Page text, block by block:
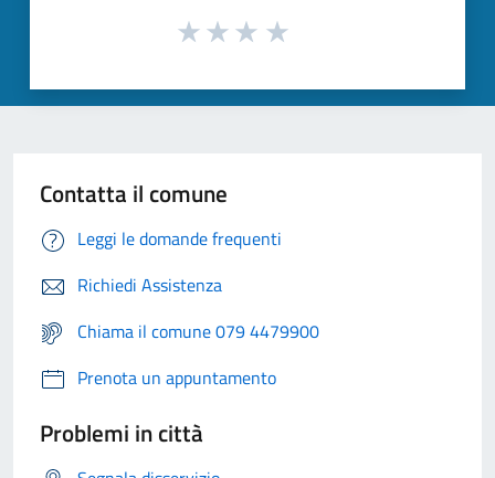
Contatta il comune
Leggi le domande frequenti
Richiedi Assistenza
Chiama il comune 079 4479900
Prenota un appuntamento
Problemi in città